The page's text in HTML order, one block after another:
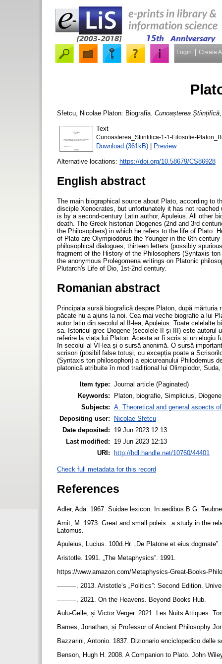
Login Create
Sfetcu, Nicolae Platon: Biografia. Cunoașterea Științifică
Text
Cunoasterea_Stiintifica-1-1-Filosofie-
Download (361kB) | Preview
Alternative locations: https://doi.org/10.58679/CS86928
English abstract
The main biographical source about Plato, according to
disciple Xenocrates, but unfortunately it has not
is by a second-century Latin author, Apuleius. All other
death. The Greek historian Diogenes (2nd and 3rd
the Philosophers) in which he refers to the life of Plato.
of Plato are Olympiodorus the Younger in the 6th
philosophical dialogues, thirteen letters (possibly
fragment of the History of the Philosophers (Syntaxis
the anonymous Prolegomena writings on Platonic
Plutarch's Life of Dio, 1st-2nd century.
Romanian abstract
Principala sursă biografică despre Platon, după
păcate nu a ajuns la noi. Cea mai veche biografie a lui
autor latin din secolul al II-lea, Apuleius. Toate celelalte
sa. Istoricul grec Diogene (secolele II și III) este autorul
referire la viața lui Platon. Acesta ar fi scris și un elogiu
în secolul al VI-lea și o sursă anonimă. O sursă
scrisori (posibil false totuși, cu excepția poate a
(Syntaxis ton philosophon) a epicureanului Philodemus
platonică atribuite în mod tradițional lui Olimpiodor,
Item type: Journal article (Paginated)
Keywords:
Platon, biografie, Simplicius,
Subjects: A. Theoretical and general aspects
Depositing user:
Nicolae Sfetcu
Date deposited:
19 Jun 2023 12:13
Last modified:
19 Jun 2023 12:13
URI:
http://hdl.handle.net/10760/44401
Check full metadata for this record
References
Adler, Ada. 1967. Suidae lexicon. In aedibus B.G.
Amit, M. 1973. Great and small poleis : a study in the
Latomus.
Apuleius, Lucius. 100d.Hr. „De Platone et eius
Aristotle. 1991. „The Metaphysics”. 1991.
https://www.amazon.com/Metaphysics-Great-Books-
———. 2013. Aristotle’s „Politics”: Second Edition.
———. 2021. On the Heavens. Beyond Books Hub.
Aulu-Gelle, și Victor Verger. 2021. Les Nuits Attiques.
Barnes, Jonathan, și Professor of Ancient Philosophy
Bazzarini, Antonio. 1837. Dizionario enciclopedico delle
Benson, Hugh H. 2008. A Companion to Plato. John